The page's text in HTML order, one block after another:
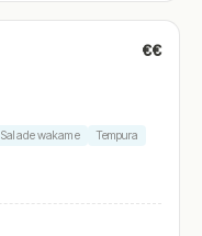
€€
Salade wakame Tempura